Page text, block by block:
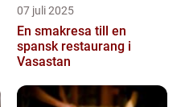
07 juli 2025
En smakresa till en
spansk restaurang i
Vasastan